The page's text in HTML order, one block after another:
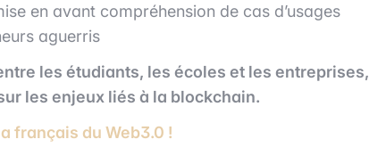
en avant compréhension de cas d’usages
aguerris
les étudiants, les écoles et les entreprises,
les enjeux liés à la blockchain.
français du Web3.0 !